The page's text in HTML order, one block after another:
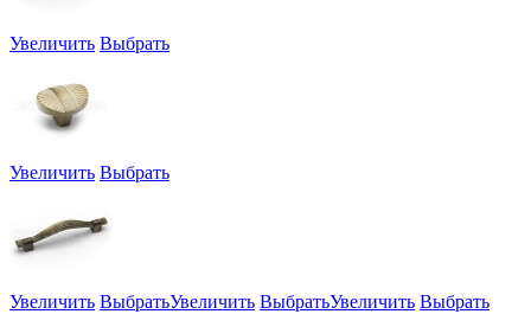
Увеличить Выбрать
Увеличить Выбрать
Увеличить ВыбратьУвеличить ВыбратьУвеличить Выбрать